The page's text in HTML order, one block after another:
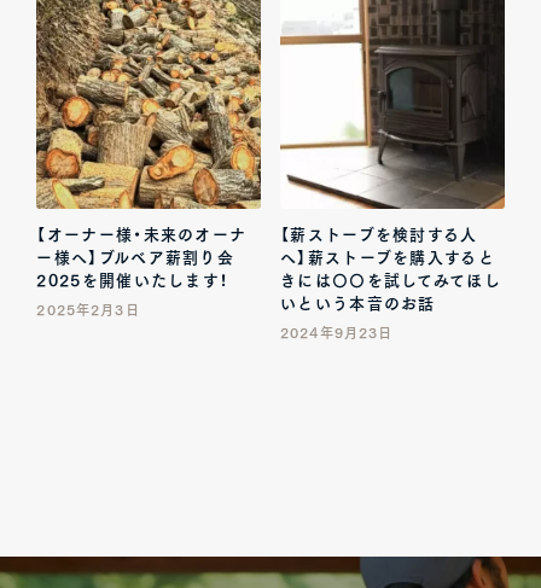
【オーナー様・未来のオーナ
ー様へ】ブルベア薪割り会
2025を開催いたします！
2025年2月3日
【薪ストーブを検討する人
へ】薪ストーブを購入すると
きには〇〇を試してみてほし
いという本音のお話
2024年9月23日